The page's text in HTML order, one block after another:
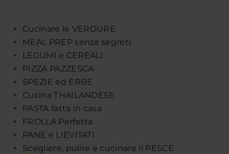
Cucinare le VERDURE
MEAL PREP senza segreti
LEGUMI e CEREALI
PIZZA PAZZESCA
SPEZIE ed ERBE
Cucina THAILANDESE
PASTA fatta in casa
FROLLA Perfetta
PANE e LIEVITATI
Scegliere, pulire e cucinare il PESCE